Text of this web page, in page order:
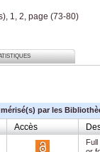
1, 2, page (73-80)
par les
Accès